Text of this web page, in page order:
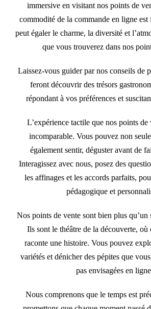
immersive en visitant nos points de
commodité de la commande en ligne
peut égaler le charme, la diversité et
que vous trouverez dans nos
Laissez-vous guider par nos conseils de
feront découvrir des trésors
répondant à vos préférences et
L’expérience tactile que nos points
incomparable. Vous pouvez non
également sentir, déguster avant de
Interagissez avec nous, posez des
les affinages et les accords parfaits,
pédagogique et
Nos points de vente sont bien plus qu’un
Ils sont le théâtre de la découverte, où
raconte une histoire. Vous pouvez
variétés et dénicher des pépites que
pas envisagées en
Nous comprenons que le temps est